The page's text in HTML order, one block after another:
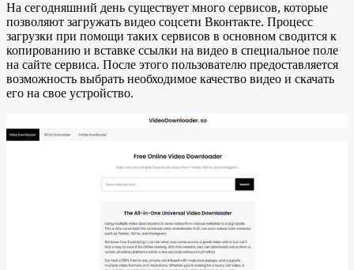
На сегодняшний день существует много сервисов, которые
позволяют загружать видео соцсети Вконтакте. Процесс
загрузки при помощи таких сервисов в основном сводится к
копированию и вставке ссылки на видео в специальное поле
на сайте сервиса. После этого пользователю предоставляется
возможность выбрать необходимое качество видео и скачать
его на свое устройство.